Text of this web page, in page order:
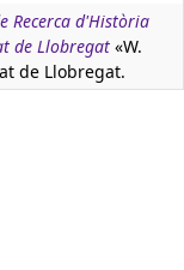
Recerca d'Història
de Llobregat «W.
de Llobregat.